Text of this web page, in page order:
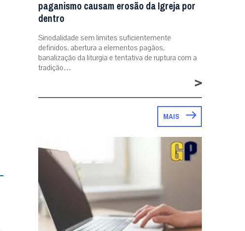
paganismo causam erosão da Igreja por
dentro
Sinodalidade sem limites suficientemente
definidos, abertura a elementos pagãos,
banalização da liturgia e tentativa de ruptura com a
tradição…
>
MAIS